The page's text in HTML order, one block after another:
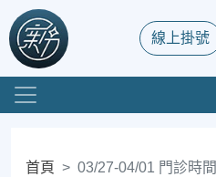
線上掛號
首頁 03/27-04/01 門診時間